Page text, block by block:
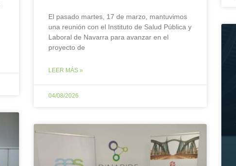
El pasado martes, 17 de marzo, mantuvimos
una reunión con el Instituto de Salud Pública y
Laboral de Navarra para avanzar en el
proyecto de
LEER MÁS »
04/08/2026